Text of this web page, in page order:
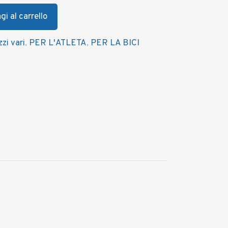
al carrello
vari, PER L'ATLETA, PER LA BICI